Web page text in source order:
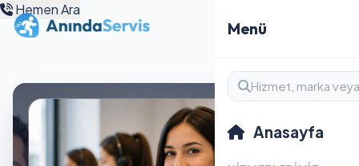
Menü
Anasayfa
Hemen Ara